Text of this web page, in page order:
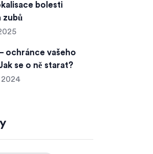
bolesti
zubů
ochránce vašeho
se o ně starat?
2024